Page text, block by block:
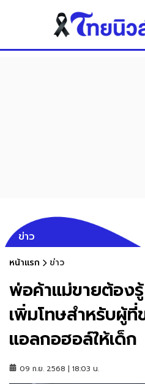
ข่าว
หน้าแรก ข่าว
พ่อค้าแม่ขายต้อง
เพิ่มโทษสำหรับผู้ที่
แอลกอฮอล์ให้เด็ก
09 ก.ย. 2568 | 18:03 น.